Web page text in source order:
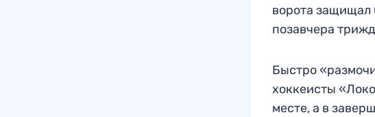
ворота защищал
позавчера
Быстро
хоккеисты
месте, а в